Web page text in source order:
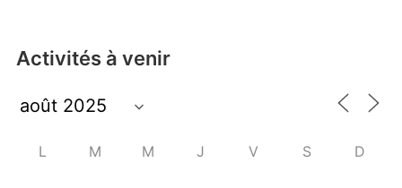
Activités à venir
L M M J V S D